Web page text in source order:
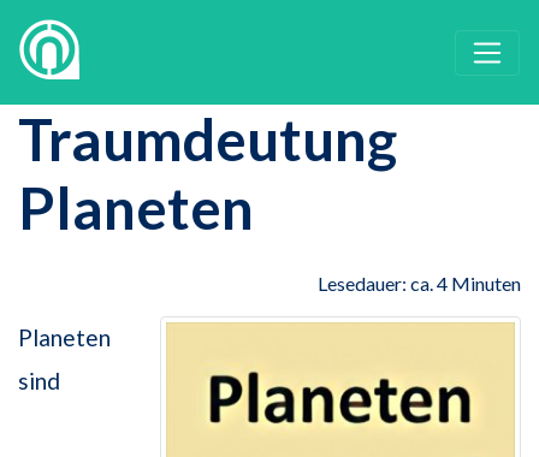
Traumdeutung
Planeten
Lesedauer: ca. 4 Minuten
Planeten
sind